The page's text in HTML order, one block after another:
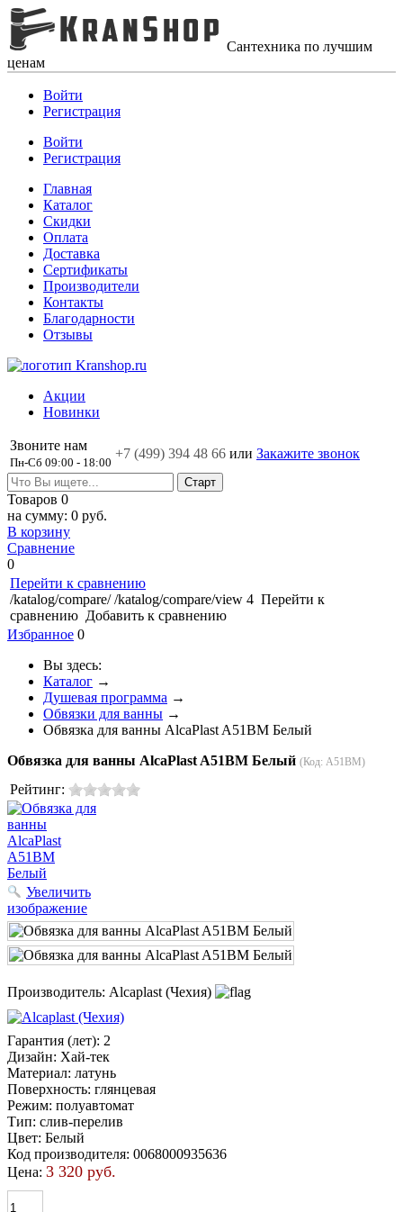
Сантехника по лучшим
ценам
Войти
Регистрация
Войти
Регистрация
Главная
Каталог
Скидки
Оплата
Доставка
Сертификаты
Производители
Контакты
Благодарности
Отзывы
Акции
Новинки
Звоните нам
Пн-Сб 09:00 - 18:00
+7 (499) 394 48 66 или Закажите звонок
Товаров 0
на сумму: 0 руб.
В корзину
Сравнение
0
Перейти к сравнению
/katalog/compare/ /katalog/compare/view 4 Перейти к
сравнению Добавить к сравнению
Избранное 0
Вы здесь:
Каталог →
Душевая программа →
Обвязки для ванны →
Обвязка для ванны AlcaPlast A51BM Белый
Обвязка для ванны AlcaPlast A51BM Белый (Код: A51BM)
Рейтинг:
Увеличить
изображение
Производитель: Alcaplast (Чехия)
Гарантия (лет): 2
Дизайн: Хай-тек
Материал: латунь
Поверхность: глянцевая
Режим: полуавтомат
Тип: слив-перелив
Цвет: Белый
Код производителя: 0068000935636
Цена: 3 320 руб.